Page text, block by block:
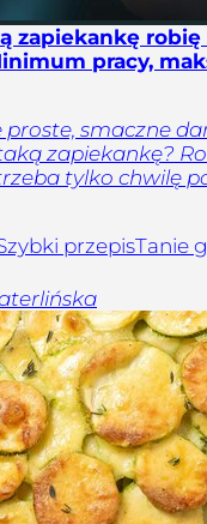
zapiekankę robię
pracy,
smaczne
zapiekankę?
tylko chwilę
przepisTanie